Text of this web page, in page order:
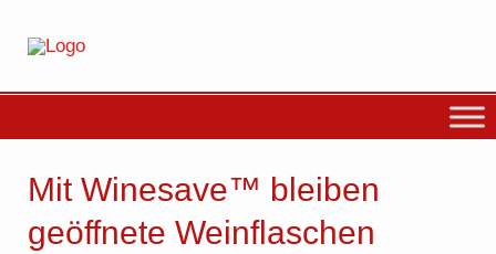
Mit Winesave™ bleiben
geöffnete Weinflaschen